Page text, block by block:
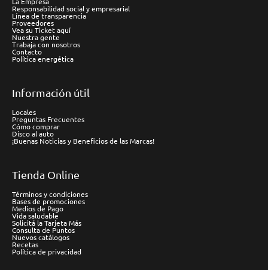
Responsabilidad social y empresarial
Línea de transparencia
Proveedores
Vea su Ticket aquí
Nuestra gente
Trabaja con nosotros
Contacto
Política energética
Información útil
Locales
Preguntas Frecuentes
Cómo comprar
Disco al auto
¡Buenas Noticias y Beneficios de las Marcas!
Tienda Online
Términos y condiciones
Bases de promociones
Medios de Pago
Vida saludable
Solicitá la Tarjeta Más
Consulta de Puntos
Nuevos catálogos
Recetas
Política de privacidad